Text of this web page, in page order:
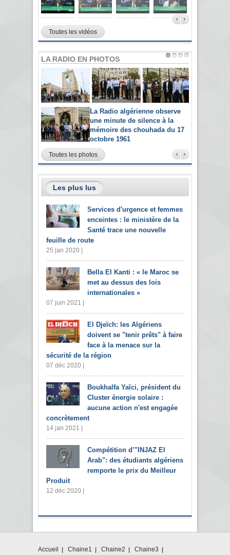
Toutes les vidéos
LA RADIO EN PHOTOS
La Radio algérienne observe
une minute de silence à la
mémoire des chouhada du 17
octobre 1961
Toutes les photos
Les plus lus
Services d'urgence et femmes
enceintes : le ministère de la
Santé trace une nouvelle
feuille de route
25 jan 2020 |
Bella El Kanti : « le Maroc se
met au dessus des lois
internationales »
07 juin 2021 |
El Djeïch: les Algériens
doivent se "tenir prêts" à faire
face à la menace sur la
sécurité de la région
07 déc 2020 |
Boukhalfa Yaïci, président du
Cluster énergie solaire :
aucune action n'est engagée
concrètement
14 jan 2021 |
Compétition d’"INJAZ El
Arab": des étudiants algériens
remporte le prix du Meilleur
Produit
12 déc 2020 |
Accueil Chaine1 Chaine2 Chaine3